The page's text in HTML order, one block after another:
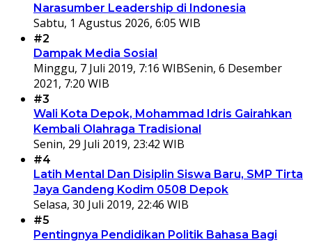
Narasumber Leadership di Indonesia
Sabtu, 1 Agustus 2026, 6:05 WIB
#2
Dampak Media Sosial
Minggu, 7 Juli 2019, 7:16 WIBSenin, 6 Desember
2021, 7:20 WIB
#3
Wali Kota Depok, Mohammad Idris Gairahkan
Kembali Olahraga Tradisional
Senin, 29 Juli 2019, 23:42 WIB
#4
Latih Mental Dan Disiplin Siswa Baru, SMP Tirta
Jaya Gandeng Kodim 0508 Depok
Selasa, 30 Juli 2019, 22:46 WIB
#5
Pentingnya Pendidikan Politik Bahasa Bagi